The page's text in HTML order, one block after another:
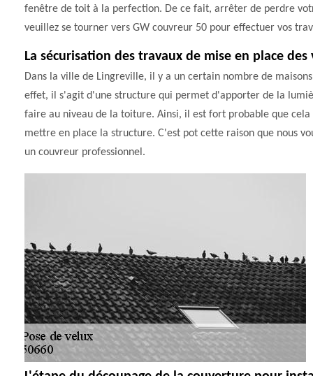
fenêtre de toit à la perfection. De ce fait, arrêter de perdre
veuillez se tourner vers GW couvreur 50 pour effectuer vos
La sécurisation des travaux de mise en place
Dans la ville de Lingreville, il y a un certain nombre de
effet, il s'agit d'une structure qui permet d'apporter de la
faire au niveau de la toiture. Ainsi, il est fort probable que
mettre en place la structure. C'est pot cette raison que nous
un couvreur professionnel.